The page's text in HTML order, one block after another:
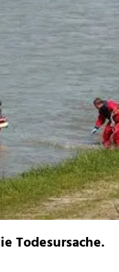
Todesursache.